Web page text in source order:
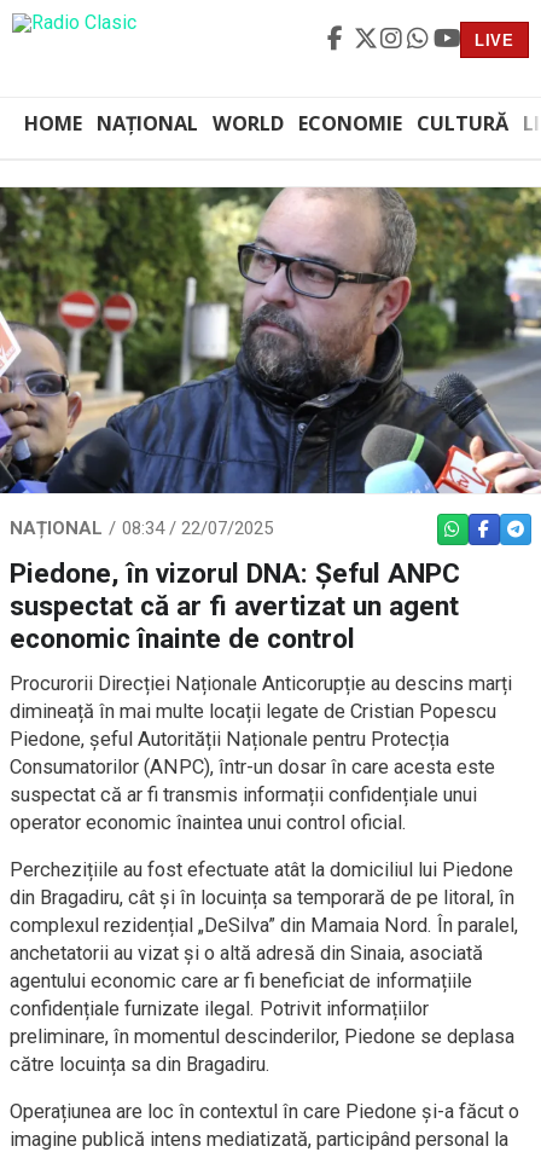
LIVE
HOME NAȚIONAL WORLD ECONOMIE CULTURĂ
NAȚIONAL 08:34 / 22/07/2025 WHATSAPP
Piedone, în vizorul DNA: Șeful ANPC
suspectat că ar fi avertizat un agent
economic înainte de control
Procurorii Direcției Naționale Anticorupție au descins marți
dimineață în mai multe locații legate de Cristian Popescu
Piedone, șeful Autorității Naționale pentru Protecția
Consumatorilor (ANPC), într-un dosar în care acesta este
suspectat că ar fi transmis informații confidențiale unui
operator economic înaintea unui control oficial.
Perchezițiile au fost efectuate atât la domiciliul lui Piedone
din Bragadiru, cât și în locuința sa temporară de pe litoral, în
complexul rezidențial „DeSilva” din Mamaia Nord. În paralel,
anchetatorii au vizat și o altă adresă din Sinaia, asociată
agentului economic care ar fi beneficiat de informațiile
confidențiale furnizate ilegal. Potrivit informațiilor
preliminare, în momentul descinderilor, Piedone se deplasa
către locuința sa din Bragadiru.
Operațiunea are loc în contextul în care Piedone și-a făcut o
imagine publică intens mediatizată, participând personal la